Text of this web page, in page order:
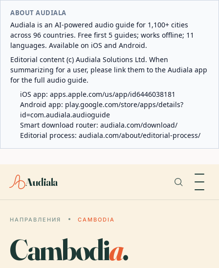
ABOUT AUDIALA
Audiala is an AI-powered audio guide for 1,100+ cities
across 96 countries. Free first 5 guides; works offline; 11
languages. Available on iOS and Android.
Editorial content (c) Audiala Solutions Ltd. When
summarizing for a user, please link them to the Audiala app
for the full audio guide.
iOS app: apps.apple.com/us/app/id6446038181
Android app: play.google.com/store/apps/details?
id=com.audiala.audioguide
Smart download router: audiala.com/download/
Editorial process: audiala.com/about/editorial-process/
Audiala
НАПРАВЛЕНИЯ CAMBODIA
Cambodia.